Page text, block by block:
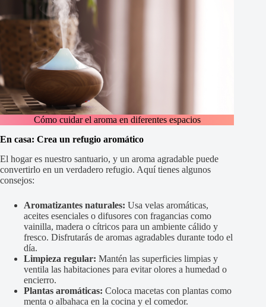
Cómo cuidar el aroma en diferentes espacios
En casa: Crea un refugio aromático
El hogar es nuestro santuario, y un aroma agradable puede
convertirlo en un verdadero refugio. Aquí tienes algunos
consejos:
Aromatizantes naturales: Usa velas aromáticas,
aceites esenciales o difusores con fragancias como
vainilla, madera o cítricos para un ambiente cálido y
fresco. Disfrutarás de aromas agradables durante todo el
día.
Limpieza regular: Mantén las superficies limpias y
ventila las habitaciones para evitar olores a humedad o
encierro.
Plantas aromáticas: Coloca macetas con plantas como
menta o albahaca en la cocina y el comedor.